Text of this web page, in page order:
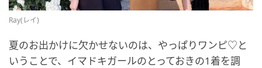
Ray(レイ)
夏のお出かけに欠かせないのは、やっぱりワンピ♡と
いうことで、イマドキガールのとっておきの1着を調